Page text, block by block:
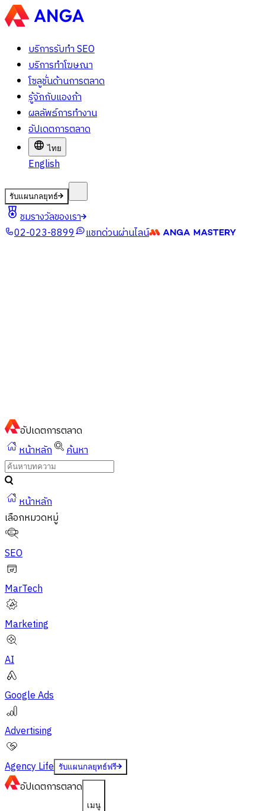
บริการรับทำ SEO
บริการทำโฆษณา
โซลูชั่นด้านการตลาด
รู้จักกับแองก้า
ผลลัพธ์การทำงาน
อัปเดตการตลาด
ไทย
English
รับแผนกลยุทธ์
ชมรางวัลของเรา
02-023-8899
แชทด่วนผ่านไลน์
อัปเดตการตลาด
หน้าหลัก
ค้นหา
หน้าหลัก
เลือกหมวดหมู่
SEO
MarTech
Marketing
AI
Google Ads
Advertising
Agency Life รับแผนกลยุทธ์ฟรี
อัปเดตการตลาด
เมนู